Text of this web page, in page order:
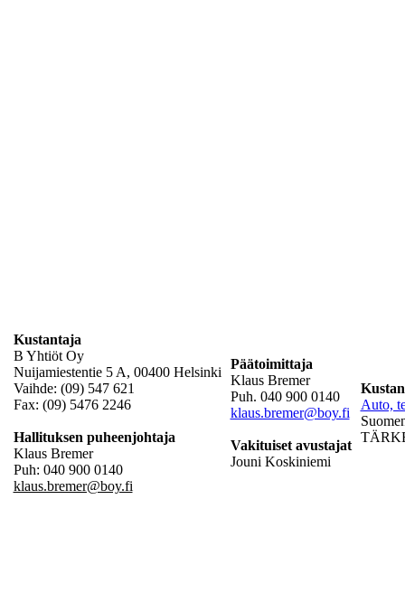
Kustantaja
B Yhtiöt Oy
Nuijamiestentie 5 A, 00400 Helsinki
Vaihde: (09) 547 621
Fax: (09) 5476 2246
Hallituksen puheenjohtaja
Klaus Bremer
Puh: 040 900 0140
klaus.bremer@boy.fi
Päätoimittaja
Klaus Bremer
Puh. 040 900 0140
klaus.bremer@boy.fi
Vakituiset avustajat
Jouni Koskiniemi
Auto,